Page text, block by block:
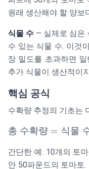
원래 생산해야 할 양보
식물 수 — 실제로 심은
수 있는 식물 수. 이것
장 밀도를 초과하면
추가 식물이 생산적이
핵심 공식
수확량 추정의 기초는
\text{총
=
\text{식
총 수확량 = 식물
간단한 예: 10개의 토
안 50파운드의 토마토